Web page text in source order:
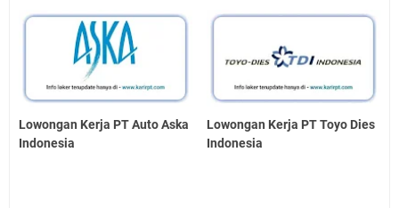
Lowongan Kerja PT Auto Aska
Indonesia
Lowongan Kerja PT Toyo Dies
Indonesia